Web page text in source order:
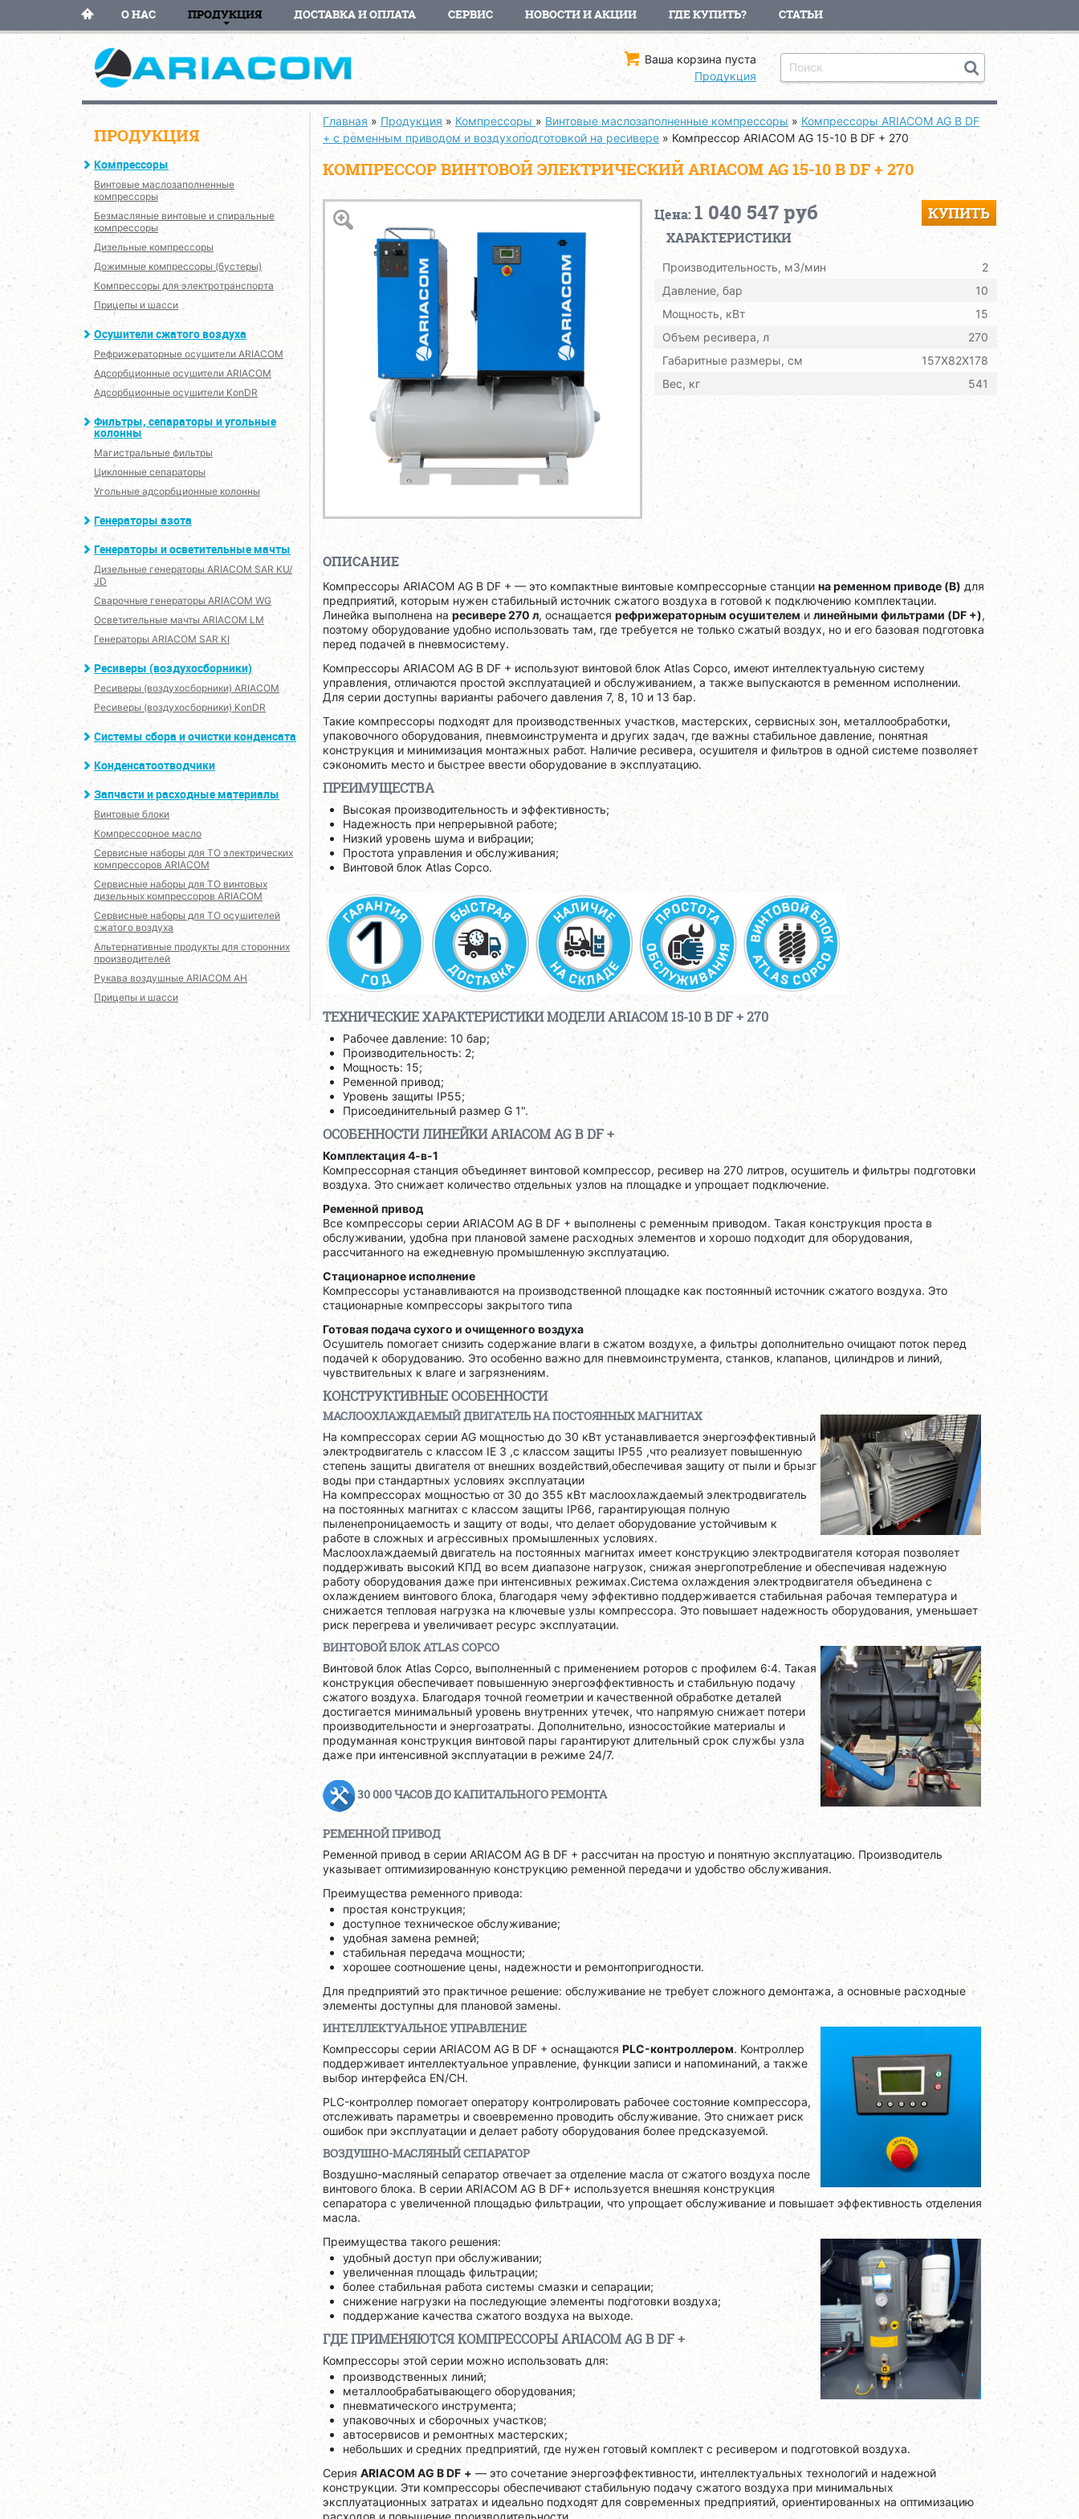
О НАС ПРОДУКЦИЯ ДОСТАВКА И ОПЛАТА СЕРВИС НОВОСТИ И АКЦИИ ГДЕ КУПИТЬ? СТАТЬИ
Ваша корзина пуста
Продукция
ПРОДУКЦИЯ
Компрессоры
Винтовые маслозаполненные
компрессоры
Безмасляные винтовые и спиральные
компрессоры
Дизельные компрессоры
Дожимные компрессоры (бустеры)
Компрессоры для электротранспорта
Прицепы и шасси
Осушители сжатого воздуха
Рефрижераторные осушители ARIACOM
Адсорбционные осушители ARIACOM
Адсорбционные осушители KonDR
Фильтры, сепараторы и угольные
колонны
Магистральные фильтры
Циклонные сепараторы
Угольные адсорбционные колонны
Генераторы азота
Генераторы и осветительные мачты
Дизельные генераторы ARIACOM SAR KU/
JD
Сварочные генераторы ARIACOM WG
Осветительные мачты ARIACOM LM
Генераторы ARIACOM SAR KI
Ресиверы (воздухосборники)
Ресиверы (воздухосборники) ARIACOM
Ресиверы (воздухосборники) KonDR
Системы сбора и очистки конденсата
Конденсатоотводчики
Запчасти и расходные материалы
Винтовые блоки
Компрессорное масло
Сервисные наборы для ТО электрических
компрессоров ARIACOM
Сервисные наборы для ТО винтовых
дизельных компрессоров ARIACOM
Сервисные наборы для ТО осушителей
сжатого воздуха
Альтернативные продукты для сторонних
производителей
Рукава воздушные ARIACOM AH
Прицепы и шасси
Главная » Продукция » Компрессоры » Винтовые маслозаполненные компрессоры » Компрессоры ARIACOM AG B DF
+ с ременным приводом и воздухоподготовкой на ресивере »Компрессор ARIACOM AG 15-10 B DF + 270
КОМПРЕССОР ВИНТОВОЙ ЭЛЕКТРИЧЕСКИЙ ARIACOM AG 15-10 B DF + 270
Цена: 1 040 547 руб КУПИТЬ
ХАРАКТЕРИСТИКИ
Производительность, м3/мин
2
Давление, бар
10
Мощность, кВт
15
Объем ресивера, л
270
Габаритные размеры, см
157X82X178
Вес, кг
541
ОПИСАНИЕ
Компрессоры ARIACOM AG B DF + — это компактные винтовые компрессорные станции на ременном приводе (B) для
предприятий, которым нужен стабильный источник сжатого воздуха в готовой к подключению комплектации.
Линейка выполнена наресивере 270 л, оснащается рефрижераторным осушителеми линейными фильтрами (DF +),
поэтому оборудование удобно использовать там, где требуется не только сжатый воздух, но и его базовая подготовка
перед подачей в пневмосистему.
Компрессоры ARIACOM AG B DF + используют винтовой блок Atlas Copco, имеют интеллектуальную систему
управления, отличаются простой эксплуатацией и обслуживанием, а также выпускаются в ременном исполнении.
Для серии доступны варианты рабочего давления 7, 8, 10 и 13 бар.
Такие компрессоры подходят для производственных участков, мастерских, сервисных зон, металлообработки,
упаковочного оборудования, пневмоинструмента и других задач, где важны стабильное давление, понятная
конструкция и минимизация монтажных работ. Наличие ресивера, осушителя и фильтров в одной системе позволяет
сэкономить место и быстрее ввести оборудование в эксплуатацию.
ПРЕИМУЩЕСТВА
Высокая производительность и эффективность;
Надежность при непрерывной работе;
Низкий уровень шума и вибрации;
Простота управления и обслуживания;
Винтовой блок Atlas Copco.
ТЕХНИЧЕСКИЕ ХАРАКТЕРИСТИКИ МОДЕЛИ ARIACOM 15-10 B DF + 270
Рабочее давление: 10 бар;
Производительность: 2;
Мощность: 15;
Ременной привод;
Уровень защиты IP55;
Присоединительный размер G 1".
ОСОБЕННОСТИ ЛИНЕЙКИ ARIACOM AG B DF +
Комплектация 4-в-1
Компрессорная станция объединяет винтовой компрессор, ресивер на 270 литров, осушитель и фильтры подготовки
воздуха. Это снижает количество отдельных узлов на площадке и упрощает подключение.
Ременной привод
Все компрессоры серии ARIACOM AG B DF + выполнены с ременным приводом. Такая конструкция проста в
обслуживании, удобна при плановой замене расходных элементов и хорошо подходит для оборудования,
рассчитанного на ежедневную промышленную эксплуатацию.
Стационарное исполнение
Компрессоры устанавливаются на производственной площадке как постоянный источник сжатого воздуха. Это
стационарные компрессоры закрытого типа
Готовая подача сухого и очищенного воздуха
Осушитель помогает снизить содержание влаги в сжатом воздухе, а фильтры дополнительно очищают поток перед
подачей к оборудованию. Это особенно важно для пневмоинструмента, станков, клапанов, цилиндров и линий,
чувствительных к влаге и загрязнениям.
КОНСТРУКТИВНЫЕ ОСОБЕННОСТИ
МАСЛООХЛАЖДАЕМЫЙ ДВИГАТЕЛЬ НА ПОСТОЯННЫХ МАГНИТАХ
На компрессорах серии AG мощностью до 30 кВт устанавливается энергоэффективный
электродвигатель с классом IE 3 ,с классом защиты IP55 ,что реализует повышенную
степень защиты двигателя от внешних воздействий,обеспечивая защиту от пыли и брызг
воды при стандартных условиях эксплуатации
На компрессорах мощностью от 30 до 355 кВт маслоохлаждаемый электродвигатель
на постоянных магнитах с классом защиты IP66, гарантирующая полную
пыленепроницаемость и защиту от воды, что делает оборудование устойчивым к
работе в сложных и агрессивных промышленных условиях.
Маслоохлаждаемый двигатель на постоянных магнитах имеет конструкцию электродвигателя которая позволяет
поддерживать высокий КПД во всем диапазоне нагрузок, снижая энергопотребление и обеспечивая надежную
работу оборудования даже при интенсивных режимах.Система охлаждения электродвигателя объединена с
охлаждением винтового блока, благодаря чему эффективно поддерживается стабильная рабочая температура и
снижается тепловая нагрузка на ключевые узлы компрессора. Это повышает надежность оборудования, уменьшает
риск перегрева и увеличивает ресурс эксплуатации.
ВИНТОВОЙ БЛОК ATLAS COPCO
Винтовой блок Atlas Copco, выполненный с применением роторов с профилем 6:4. Такая
конструкция обеспечивает повышенную энергоэффективность и стабильную подачу
сжатого воздуха. Благодаря точной геометрии и качественной обработке деталей
достигается минимальный уровень внутренних утечек, что напрямую снижает потери
производительности и энергозатраты. Дополнительно, износостойкие материалы и
продуманная конструкция винтовой пары гарантируют длительный срок службы узла
даже при интенсивной эксплуатации в режиме 24/7.
30 000 ЧАСОВ ДО КАПИТАЛЬНОГО РЕМОНТА
РЕМЕННОЙ ПРИВОД
Ременной привод в серии ARIACOM AG B DF + рассчитан на простую и понятную эксплуатацию. Производитель
указывает оптимизированную конструкцию ременной передачи и удобство обслуживания.
Преимущества ременного привода:
простая конструкция;
доступное техническое обслуживание;
удобная замена ремней;
стабильная передача мощности;
хорошее соотношение цены, надежности и ремонтопригодности.
Для предприятий это практичное решение: обслуживание не требует сложного демонтажа, а основные расходные
элементы доступны для плановой замены.
ИНТЕЛЛЕКТУАЛЬНОЕ УПРАВЛЕНИЕ
Компрессоры серии ARIACOM AG B DF + оснащаются PLC-контроллером. Контроллер
поддерживает интеллектуальное управление, функции записи и напоминаний, а также
выбор интерфейса EN/CH.
PLC-контроллер помогает оператору контролировать рабочее состояние компрессора,
отслеживать параметры и своевременно проводить обслуживание. Это снижает риск
ошибок при эксплуатации и делает работу оборудования более предсказуемой.
ВОЗДУШНО-МАСЛЯНЫЙ СЕПАРАТОР
Воздушно-масляный сепаратор отвечает за отделение масла от сжатого воздуха после
винтового блока. В серии ARIACOM AG B DF+ используется внешняя конструкция
сепаратора с увеличенной площадью фильтрации, что упрощает обслуживание и повышает эффективность отделения
масла.
Преимущества такого решения:
удобный доступ при обслуживании;
увеличенная площадь фильтрации;
более стабильная работа системы смазки и сепарации;
снижение нагрузки на последующие элементы подготовки воздуха;
поддержание качества сжатого воздуха на выходе.
ГДЕ ПРИМЕНЯЮТСЯ КОМПРЕССОРЫ ARIACOM AG B DF +
Компрессоры этой серии можно использовать для:
производственных линий;
металлообрабатывающего оборудования;
пневматического инструмента;
упаковочных и сборочных участков;
автосервисов и ремонтных мастерских;
небольших и средних предприятий, где нужен готовый комплект с ресивером и подготовкой воздуха.
Серия ARIACOM AG B DF + — это сочетание энергоэффективности, интеллектуальных технологий и надежной
конструкции. Эти компрессоры обеспечивают стабильную подачу сжатого воздуха при минимальных
эксплуатационных затратах и идеально подходят для современных предприятий, ориентированных на оптимизацию
расходов и повышение производительности.